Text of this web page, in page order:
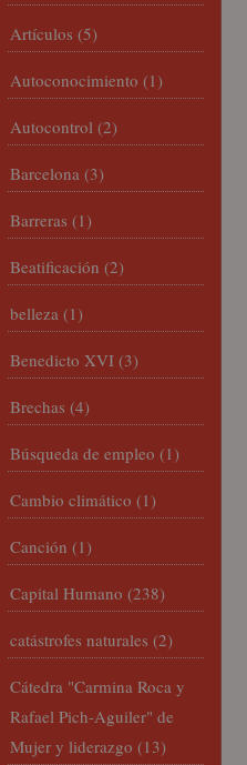
Artículos (5)
Autoconocimiento (1)
Autocontrol (2)
Barcelona (3)
Barreras (1)
Beatificación (2)
belleza (1)
Benedicto XVI (3)
Brechas (4)
Búsqueda de empleo (1)
Cambio climático (1)
Canción (1)
Capital Humano (238)
catástrofes naturales (2)
Cátedra "Carmina Roca y
Rafael Pich-Aguiler" de
Mujer y liderazgo (13)